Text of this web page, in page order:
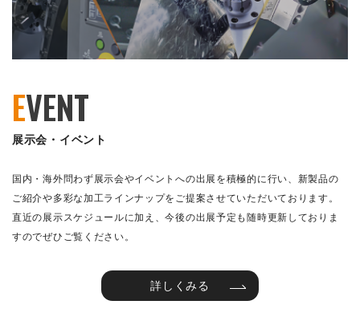
EVENT
展示会・イベント
国内・海外問わず展示会やイベントへの出展を積極的に行い、新製品の
ご紹介や多彩な加工ラインナップをご提案させていただいております。
直近の展示スケジュールに加え、今後の出展予定も随時更新しておりま
すのでぜひご覧ください。
詳しくみる